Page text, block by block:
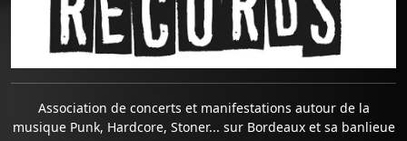
Association de concerts et manifestations autour de la
musique Punk, Hardcore, Stoner... sur Bordeaux et sa banlieue